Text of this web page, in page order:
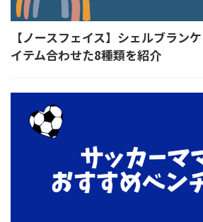
【ノースフェイス】シェルブラン
イテム合わせた8種類を紹介